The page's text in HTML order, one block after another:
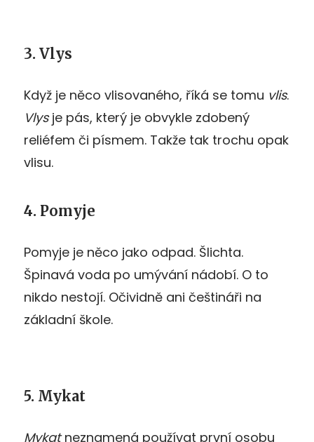
3. Vlys
Když je něco vlisovaného, říká se tomu vlis.
Vlysje pás, který je obvykle zdobený
reliéfem či písmem. Takže tak trochu opak
vlisu.
4. Pomyje
Pomyje je něco jako odpad. Šlichta.
Špinavá voda po umývání nádobí. O to
nikdo nestojí. Očividně ani češtináři na
základní škole.
5. Mykat
Mykatneznamená používat první osobu